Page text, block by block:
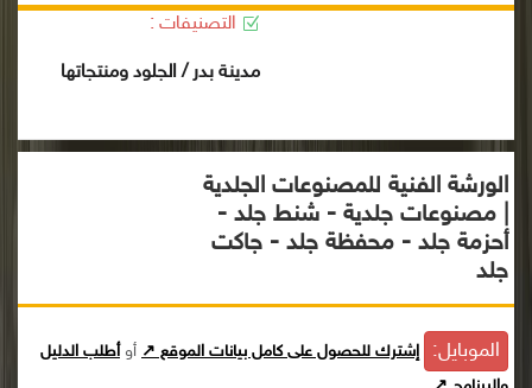
التصنيفات :
مدينة بدر / الجلود ومنتجاتها
الورشة الفنية للمصنوعات الجلدية
| مصنوعات جلدية - شنط جلد -
أحزمة جلد - محفظة جلد - جاكت
جلد
الموبايل: إشترك للحصول على كامل بيانات الموقع ↗ أوأطلب الدليل